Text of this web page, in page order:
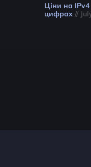
Ціни на
цифрах //